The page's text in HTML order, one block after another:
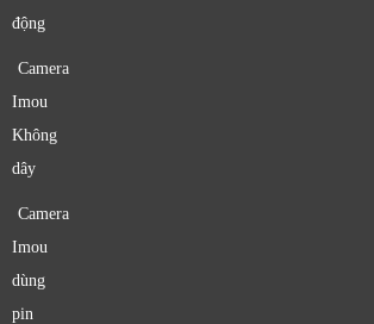
động
Camera
Imou
Không
dây
Camera
Imou
dùng
pin